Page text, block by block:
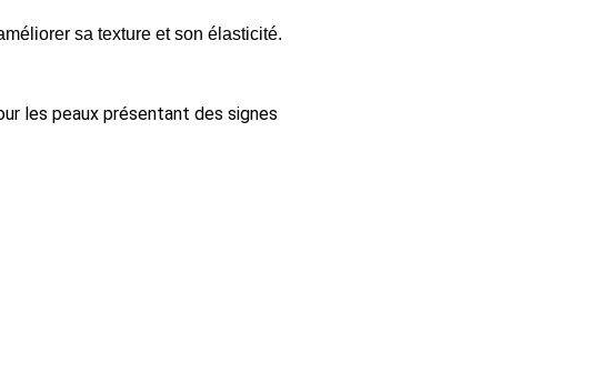
sa texture et son élasticité.
les peaux présentant des signes